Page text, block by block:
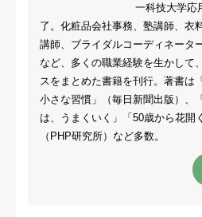
一科技大学応
了。化粧品会社事務、塾講師、衣
講師、ブライダルコーディネータ
など、多くの職業経験を生かして
スをまとめた書籍を刊行。著書は
小さな習慣」（毎日新聞出版）、
は、うまくいく」「50歳から花開
（PHP研究所）など多数。